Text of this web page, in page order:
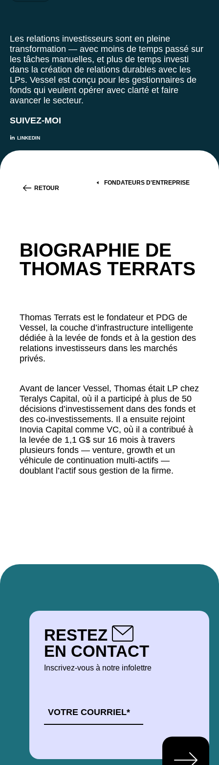
Les relations investisseurs sont en pleine
transformation — avec moins de temps passé sur
les tâches manuelles, et plus de temps investi
dans la création de relations durables avec les
LPs. Vessel est conçu pour les gestionnaires de
fonds qui veulent opérer avec clarté et faire
avancer le secteur.
SUIVEZ-MOI
LINKEDIN
RETOUR
FONDATEURS D'ENTREPRISE
BIOGRAPHIE DE
THOMAS TERRATS
Thomas Terrats est le fondateur et PDG de
Vessel, la couche d’infrastructure intelligente
dédiée à la levée de fonds et à la gestion des
relations investisseurs dans les marchés
privés.
Avant de lancer Vessel, Thomas était LP chez
Teralys Capital, où il a participé à plus de 50
décisions d’investissement dans des fonds et
des co-investissements. Il a ensuite rejoint
Inovia Capital comme VC, où il a contribué à
la levée de 1,1 G$ sur 16 mois à travers
plusieurs fonds — venture, growth et un
véhicule de continuation multi-actifs —
doublant l’actif sous gestion de la firme.
RESTEZ
EN CONTACT
Inscrivez-vous à notre infolettre
*